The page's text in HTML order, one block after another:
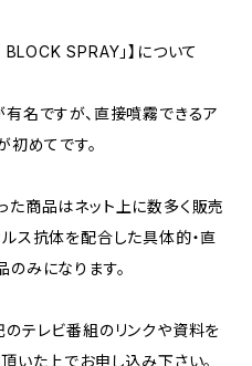
SPRAY」】について
名ですが、直接噴霧できるア
初めてです。
た商品はネット上に数多く販売
ス抗体を配合した具体的・直
みになります。
テレビ番組のリンクや資料を
いた上でお申し込み下さい。